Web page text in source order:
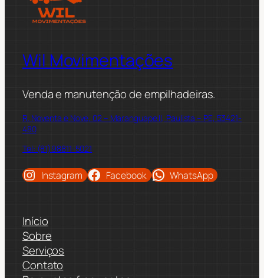
Wil Movimentações
Venda e manutenção de empilhadeiras.
R. Noventa e Nove, 02 – Maranguape II, Paulista – PE, 53421-
480
Tel: (81)98811-5021
Instagram Facebook WhatsApp
Início
Sobre
Serviços
Contato